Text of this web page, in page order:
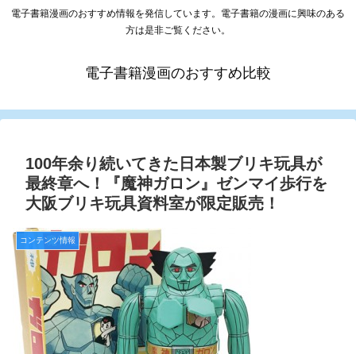
電子書籍漫画のおすすめ情報を発信しています。電子書籍の漫画に興味のある
方は是非ご覧ください。
電子書籍漫画のおすすめ比較
100年余り続いてきた日本製ブリキ玩具が
最終章へ！『魔神ガロン』ゼンマイ歩行を
大阪ブリキ玩具資料室が限定販売！
コンテンツ情報